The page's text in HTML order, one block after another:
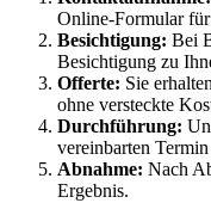
Online-Formular
Besichtigung: Bei
Besichtigung zu
Offerte: Sie
ohne versteckte
Durchführung:
vereinbarten
Abnahme: Nach
Ergebnis.